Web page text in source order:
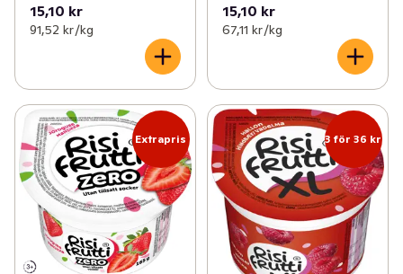
15,10 kr
91,52 kr /kg
15,10 kr
67,11 kr /kg
Extrapris 3 för 36 kr